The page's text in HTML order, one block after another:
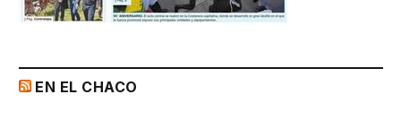
EN EL CHACO